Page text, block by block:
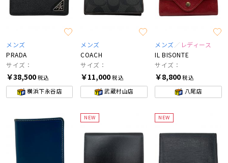
メンズ
PRADA
サイズ：
￥38,500税込
横浜下永谷店
メンズ
COACH
サイズ：
￥11,000税込
武蔵村山店
メンズ
レディース
IL BISONTE
サイズ：
￥8,800税込
八尾店
NEW NEW